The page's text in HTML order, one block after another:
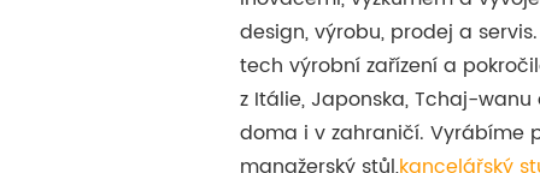
design, výrobu, prodej a
tech výrobní zařízení a
z Itálie, Japonska, Tchaj-
doma i v zahraničí. Vyrábíme